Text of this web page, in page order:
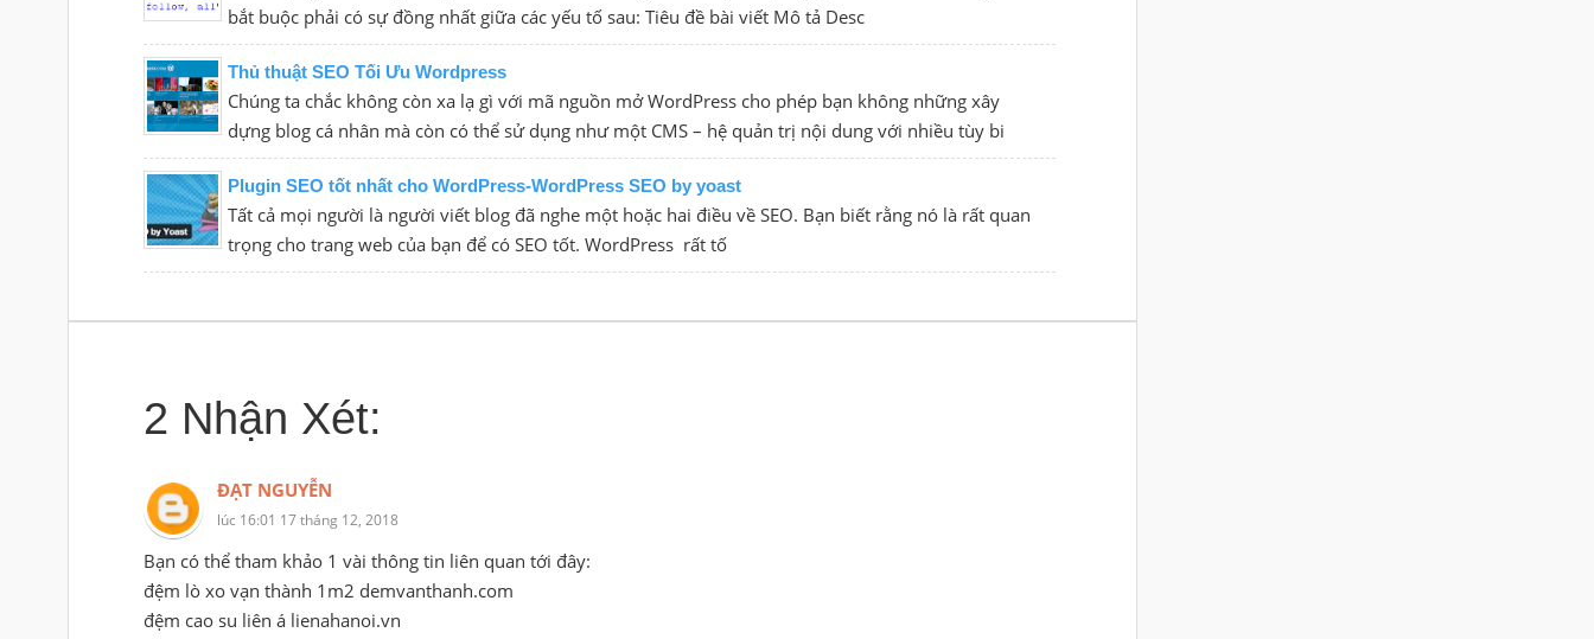
bắt buộc phải có sự đồng nhất giữa các yếu tố sau: Tiêu đề bài viết Mô tả Desc
Thủ thuật SEO Tối Ưu Wordpress
Chúng ta chắc không còn xa lạ gì với mã nguồn mở WordPress cho phép bạn không những xây
dựng blog cá nhân mà còn có thể sử dụng như một CMS – hệ quản trị nội dung với nhiều tùy bi
Plugin SEO tốt nhất cho WordPress-WordPress SEO by yoast
Tất cả mọi người là người viết blog đã nghe một hoặc hai điều về SEO. Bạn biết rằng nó là rất quan
trọng cho trang web của bạn để có SEO tốt. WordPress rất tố
2 Nhận Xét:
ĐẠT NGUYỄN
lúc 16:01 17 tháng 12, 2018
Bạn có thể tham khảo 1 vài thông tin liên quan tới đây:
đệm lò xo vạn thành 1m2 demvanthanh.com
đệm cao su liên á lienahanoi.vn